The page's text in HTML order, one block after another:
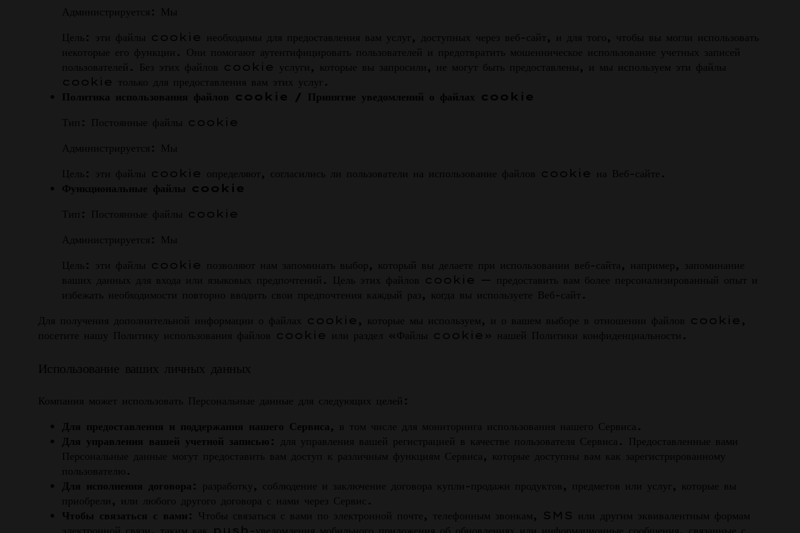
Администрируется: Мы
Цель: эти файлы cookie необходимы для предоставления вам услуг, доступных через веб-сайт, и для того, чтобы вы могли использовать
некоторые его функции. Они помогают аутентифицировать пользователей и предотвратить мошенническое использование учетных записей
пользователей. Без этих файлов cookie услуги, которые вы запросили, не могут быть предоставлены, и мы используем эти файлы
cookie только для предоставления вам этих услуг.
Политика использования файлов cookie / Принятие уведомлений о файлах cookie
Тип: Постоянные файлы cookie
Администрируется: Мы
Цель: эти файлы cookie определяют, согласились ли пользователи на использование файлов cookie на Веб-сайте.
Функциональные файлы cookie
Тип: Постоянные файлы cookie
Администрируется: Мы
Цель: эти файлы cookie позволяют нам запоминать выбор, который вы делаете при использовании веб-сайта, например, запоминание
ваших данных для входа или языковых предпочтений. Цель этих файлов cookie — предоставить вам более персонализированный опыт и
избежать необходимости повторно вводить свои предпочтения каждый раз, когда вы используете Веб-сайт.
Для получения дополнительной информации о файлах cookie, которые мы используем, и о вашем выборе в отношении файлов cookie,
посетите нашу Политику использования файлов cookie или раздел «Файлы cookie» нашей Политики конфиденциальности.
Использование ваших личных данных
Компания может использовать Персональные данные для следующих целей:
Для предоставления и поддержания нашего Сервиса, в том числе для мониторинга использования нашего Сервиса.
Для управления вашей учетной записью:
для управления вашей регистрацией в качестве пользователя Сервиса. Предоставленные вами
Персональные данные могут предоставить вам доступ к различным функциям Сервиса, которые доступны вам как зарегистрированному
пользователю.
Для исполнения договора:
разработку, соблюдение и заключение договора купли-продажи продуктов, предметов или услуг, которые вы
приобрели, или любого другого договора с нами через Сервис.
Чтобы связаться с вами: Чтобы связаться с вами по электронной почте, телефонным звонкам, SMS или другим эквивалентным формам
электронной связи, таким как push-уведомления мобильного приложения об обновлениях или информационные сообщения, связанные с